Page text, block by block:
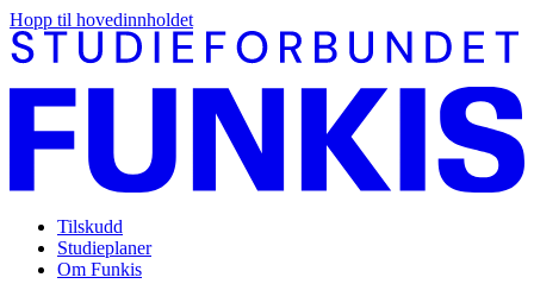
Hopp til hovedinnholdet
Tilskudd
Studieplaner
Om Funkis